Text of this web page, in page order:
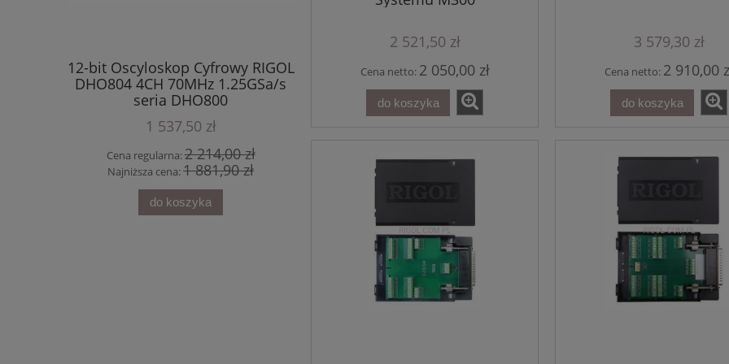
12-bit Oscyloskop Cyfrowy RIGOL
DHO804 4CH 70MHz 1.25GSa/s
seria DHO800
1 537,50 zł
Cena regularna:2 214,00 zł
Najniższa cena:1 881,90 zł
do koszyka
12-bit Oscyloskop RIGOL
DHO924S 4CH 250MHz 1.25GSa/s
+ 1 CH 25MHz AWG seria
Generator Arbitralny RIGOL
DG5252 Pro - 2CH izolowane
250MHz 2.5 GSa/s 16bit seria
2 521,50 zł
Cena netto: 2 050,00 zł
do koszyka
3 579,30 zł
Cena netto: 2 910,00
do koszyka